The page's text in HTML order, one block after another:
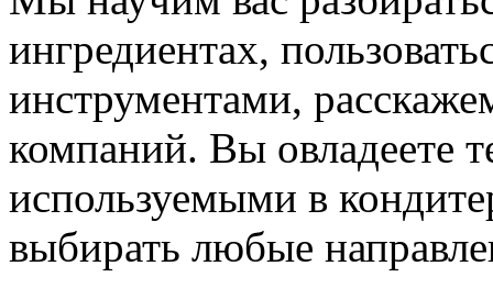
ингредиентах,
инструментами,
компаний. Вы овладеете
используемыми в
выбирать любые